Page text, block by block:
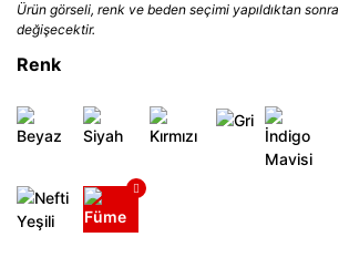
Ürün görseli, renk ve beden seçimi yapıldıktan sonra
değişecektir.
Renk